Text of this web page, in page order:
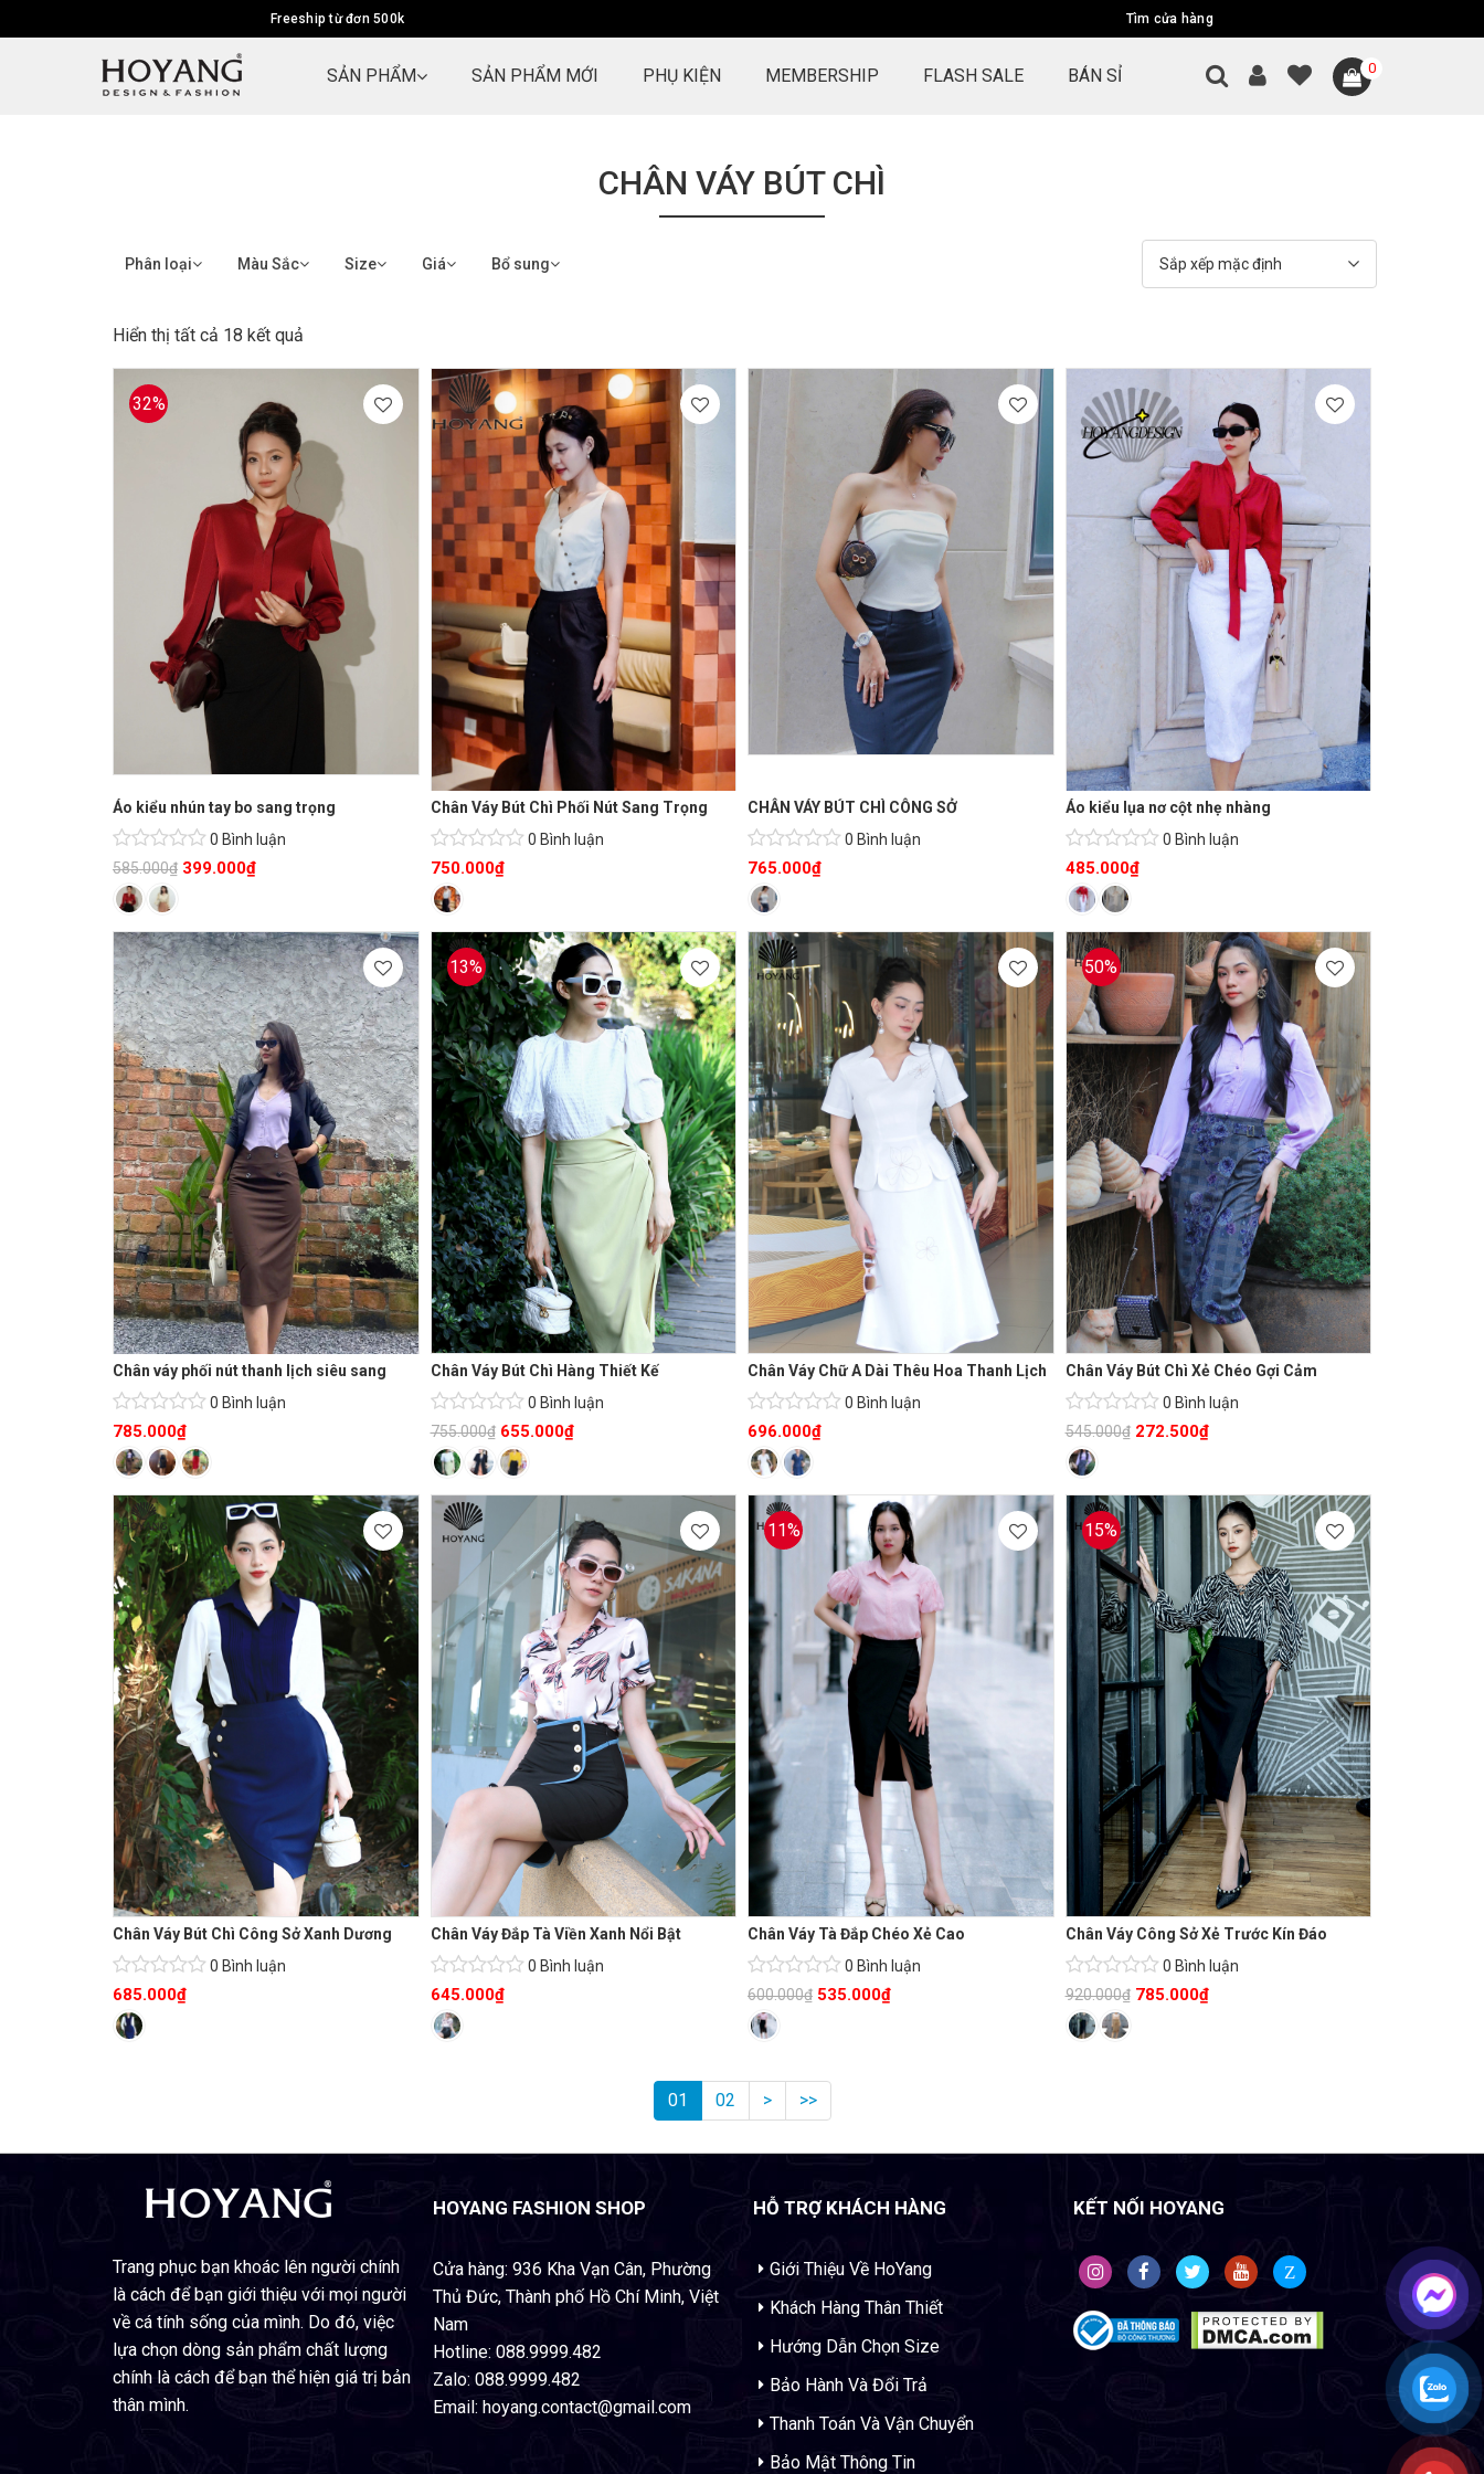
Freeship từ đơn 500k Tìm cửa hàng
SẢN PHẨM SẢN PHẨM MỚI PHỤ KIỆN MEMBERSHIP FLASH SALE BÁN SỈ 0
CHÂN VÁY BÚT CHÌ
Phân loại Màu Sắc Size Giá Bổ sung Sắp xếp mặc định
Hiển thị tất cả 18 kết quả
32%
Áo kiểu nhún tay bo sang trọng
0 Bình luận
585.000₫ 399.000₫
Chân Váy Bút Chì Phối Nút Sang Trọng
0 Bình luận
750.000₫
CHÂN VÁY BÚT CHÌ CÔNG SỞ
0 Bình luận
765.000₫
Áo kiểu lụa nơ cột nhẹ nhàng
0 Bình luận
485.000₫
Chân váy phối nút thanh lịch siêu sang
0 Bình luận
785.000₫
13%
Chân Váy Bút Chì Hàng Thiết Kế
0 Bình luận
755.000₫ 655.000₫
Chân Váy Chữ A Dài Thêu Hoa Thanh Lịch
0 Bình luận
696.000₫
50%
Chân Váy Bút Chì Xẻ Chéo Gợi Cảm
0 Bình luận
545.000₫ 272.500₫
Chân Váy Bút Chì Công Sở Xanh Dương
0 Bình luận
685.000₫
Chân Váy Đắp Tà Viền Xanh Nổi Bật
0 Bình luận
645.000₫
11%
Chân Váy Tà Đắp Chéo Xẻ Cao
0 Bình luận
600.000₫ 535.000₫
15%
Chân Váy Công Sở Xẻ Trước Kín Đáo
0 Bình luận
920.000₫ 785.000₫
01 02 > >>
Trang phục bạn khoác lên người chính
là cách để bạn giới thiệu với mọi người
về cá tính sống của mình. Do đó, việc
lựa chọn dòng sản phẩm chất lượng
chính là cách để bạn thể hiện giá trị bản
thân mình.
HOYANG FASHION SHOP
Cửa hàng: 936 Kha Vạn Cân, Phường
Thủ Đức, Thành phố Hồ Chí Minh, Việt
Nam
Hotline: 088.9999.482
Zalo: 088.9999.482
Email: hoyang.contact@gmail.com
HỖ TRỢ KHÁCH HÀNG
Giới Thiệu Về HoYang
Khách Hàng Thân Thiết
Hướng Dẫn Chọn Size
Bảo Hành Và Đổi Trả
Thanh Toán Và Vận Chuyển
Bảo Mật Thông Tin
KẾT NỐI HOYANG
Z